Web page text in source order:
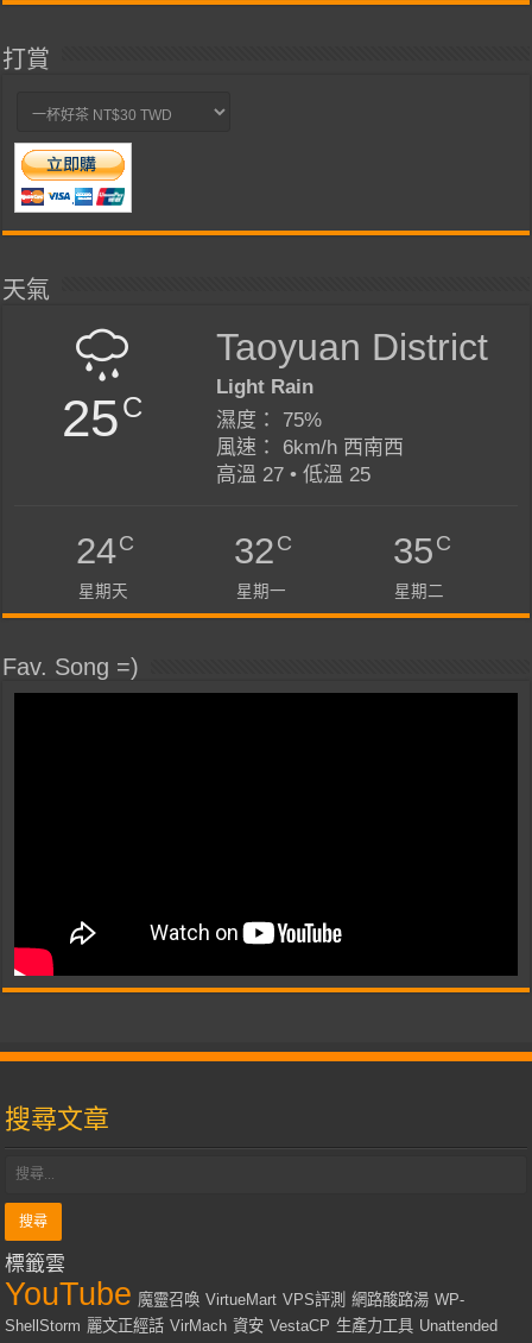
打賞
天氣
25C
Taoyuan District
Light Rain
濕度： 75%
風速： 6km/h 西南西
高溫 27 • 低溫 25
24C
星期天
32C
星期一
35C
星期二
Fav. Song =)
搜尋文章
標籤雲
YouTube 魔靈召喚 VirtueMart VPS評測 網路酸路湯 WP-
ShellStorm 麗文正經話 VirMach 資安 VestaCP 生產力工具 Unattended